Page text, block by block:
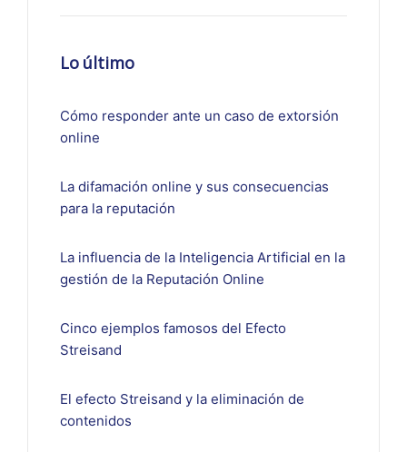
Lo último
Cómo responder ante un caso de extorsión
online
La difamación online y sus consecuencias
para la reputación
La influencia de la Inteligencia Artificial en la
gestión de la Reputación Online
Cinco ejemplos famosos del Efecto
Streisand
El efecto Streisand y la eliminación de
contenidos